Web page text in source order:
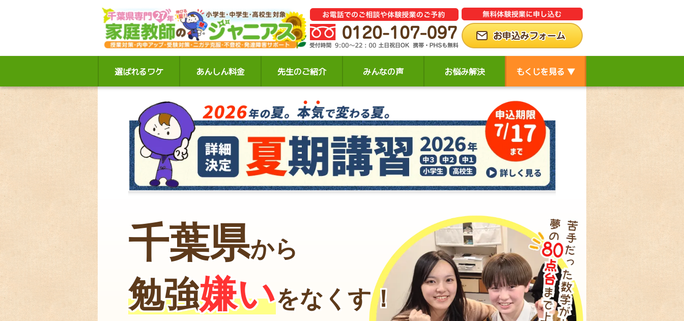
選ばれるワケ あんしん料金 先生のご紹介 みんなの声 お悩み解決 もくじを見る ▼
千葉県から
勉強嫌いをなくす！